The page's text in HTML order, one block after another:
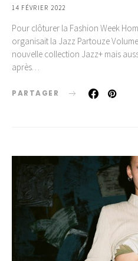
14 FÉVRIER 2022
Pour clôturer la Fashion Week
organisait la Jazz Partouze
nouvelle collection Jazz+ mais
après…
PARTAGER